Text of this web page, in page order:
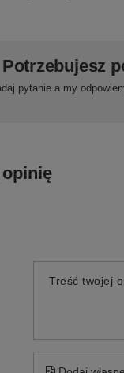
Potrzebujesz
pytanie a my
Treść twojej